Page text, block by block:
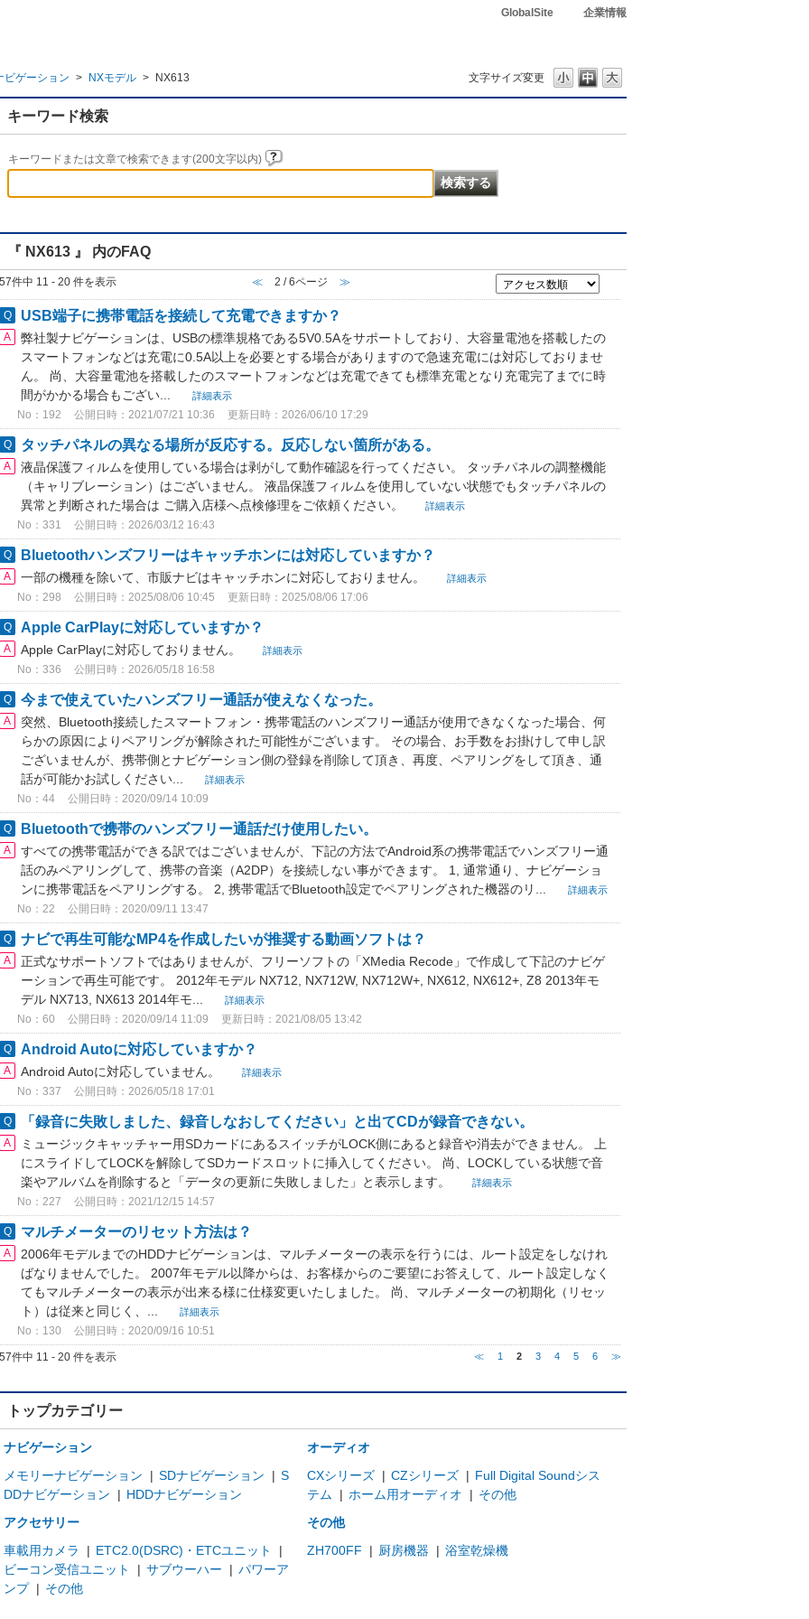
GlobalSite 企業情報
文字サイズ変更
ビゲーション > NXモデル > NX613
キーワード検索
キーワードまたは文章で検索できます(200文字以内)
『 NX613 』 内のFAQ
57件中 11 - 20 件を表示 ≪ 2 / 6ページ ≫
USB端子に携帯電話を接続して充電できますか？
弊社製ナビゲーションは、USBの標準規格である5V0.5Aをサポートしており、大容量電池を搭載したの
スマートフォンなどは充電に0.5A以上を必要とする場合がありますので急速充電には対応しておりませ
ん。 尚、大容量電池を搭載したのスマートフォンなどは充電できても標準充電となり充電完了までに時
間がかかる場合もござい...
詳細表示
No：192 公開日時：2021/07/21 10:36 更新日時：2026/06/10 17:29
タッチパネルの異なる場所が反応する。反応しない箇所がある。
液晶保護フィルムを使用している場合は剥がして動作確認を行ってください。 タッチパネルの調整機能
（キャリブレーション）はございません。 液晶保護フィルムを使用していない状態でもタッチパネルの
異常と判断された場合は ご購入店様へ点検修理をご依頼ください。
詳細表示
No：331 公開日時：2026/03/12 16:43
Bluetoothハンズフリーはキャッチホンには対応していますか？
一部の機種を除いて、市販ナビはキャッチホンに対応しておりません。 詳細表示
No：298 公開日時：2025/08/06 10:45 更新日時：2025/08/06 17:06
Apple CarPlayに対応していますか？
Apple CarPlayに対応しておりません。 詳細表示
No：336 公開日時：2026/05/18 16:58
今まで使えていたハンズフリー通話が使えなくなった。
突然、Bluetooth接続したスマートフォン・携帯電話のハンズフリー通話が使用できなくなった場合、何
らかの原因によりペアリングが解除された可能性がございます。 その場合、お手数をお掛けして申し訳
ございませんが、携帯側とナビゲーション側の登録を削除して頂き、再度、ペアリングをして頂き、通
話が可能かお試しください...
詳細表示
No：44 公開日時：2020/09/14 10:09
Bluetoothで携帯のハンズフリー通話だけ使用したい。
すべての携帯電話ができる訳ではございませんが、下記の方法でAndroid系の携帯電話でハンズフリー通
話のみペアリングして、携帯の音楽（A2DP）を接続しない事ができます。 1, 通常通り、ナビゲーショ
ンに携帯電話をペアリングする。 2, 携帯電話でBluetooth設定でペアリングされた機器のリ...
詳細表示
No：22 公開日時：2020/09/11 13:47
ナビで再生可能なMP4を作成したいが推奨する動画ソフトは？
正式なサポートソフトではありませんが、フリーソフトの「XMedia Recode」で作成して下記のナビゲ
ーションで再生可能です。 2012年モデル NX712, NX712W, NX712W+, NX612, NX612+, Z8 2013年モ
デル NX713, NX613 2014年モ...
詳細表示
No：60 公開日時：2020/09/14 11:09 更新日時：2021/08/05 13:42
Android Autoに対応していますか？
Android Autoに対応していません。 詳細表示
No：337 公開日時：2026/05/18 17:01
「録音に失敗しました、録音しなおしてください」と出てCDが録音できない。
ミュージックキャッチャー用SDカードにあるスイッチがLOCK側にあると録音や消去ができません。 上
にスライドしてLOCKを解除してSDカードスロットに挿入してください。 尚、LOCKしている状態で音
楽やアルバムを削除すると「データの更新に失敗しました」と表示します。
詳細表示
No：227 公開日時：2021/12/15 14:57
マルチメーターのリセット方法は？
2006年モデルまでのHDDナビゲーションは、マルチメーターの表示を行うには、ルート設定をしなけれ
ばなりませんでした。 2007年モデル以降からは、お客様からのご要望にお答えして、ルート設定しなく
てもマルチメーターの表示が出来る様に仕様変更いたしました。 尚、マルチメーターの初期化（リセッ
ト）は従来と同じく、...
詳細表示
No：130 公開日時：2020/09/16 10:51
57件中 11 - 20 件を表示 ≪ 1 2 3 4 5 6 ≫
トップカテゴリー
ナビゲーション
メモリーナビゲーション
| SDナビゲーション | S
DDナビゲーション
| HDDナビゲーション
オーディオ
CXシリーズ | CZシリーズ | Full Digital Soundシス
テム
| ホーム用オーディオ | その他
アクセサリー
車載用カメラ
| ETC2.0(DSRC)・ETCユニット
|
ビーコン受信ユニット
| サブウーハー | パワーア
ンプ | その他
その他
ZH700FF
| 厨房機器 | 浴室乾燥機